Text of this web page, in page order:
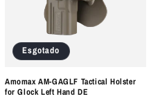
Esgotado
Amomax AM-GAGLF Tactical Holster
for Glock Left Hand DE